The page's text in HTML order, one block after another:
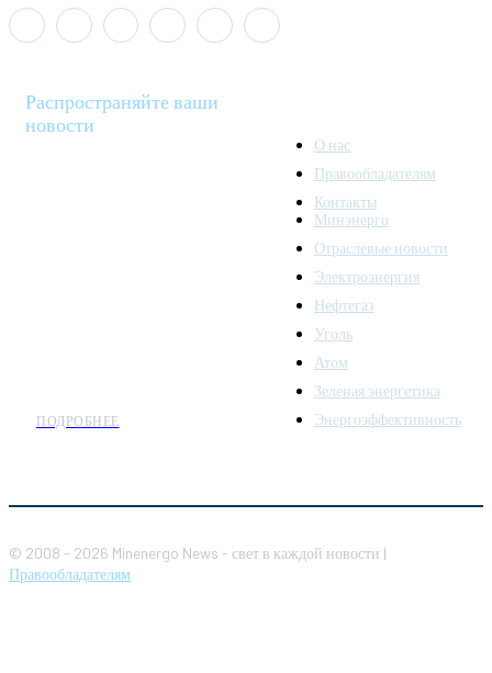
Распространяйте ваши
новости
ПОДРОБНЕЕ
О нас
Правообладателям
Контакты
Минэнерго
Отраслевые новости
Электроэнергия
Нефтегаз
Уголь
Атом
Зеленая энергетика
Энергоэффективность
© 2008 - 2026 Minenergo News - свет в каждой новости |
Правообладателям